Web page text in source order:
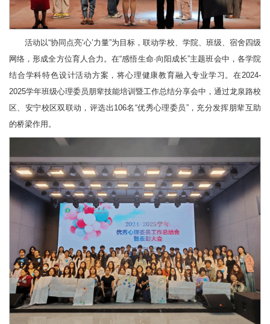
活动以“协同点亮‘心’力量”为目标，联动学校、学院、班级、宿舍四级
网络，形成全方位育人合力。在“感悟生命·向阳成长”主题班会中，各学院
结合学科特色设计活动方案，将心理健康教育融入专业学习。在2024-
2025学年班级心理委员朋辈技能培训暨工作总结分享会中，通过龙泉路校
区、安宁校区双联动，评选出106名“优秀心理委员”，充分发挥朋辈互助
的桥梁作用。